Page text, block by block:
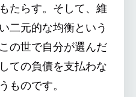
たらす。そして、維
二元的な均衡という
の世で自分が選んだ
ての負債を支払わな
ものです。